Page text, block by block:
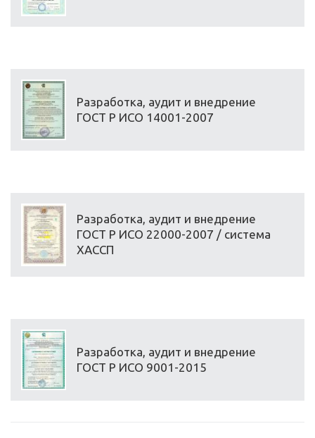
Разработка, аудит и внедрение
ГОСТ Р ИСО 14001-2007
Разработка, аудит и внедрение
ГОСТ Р ИСО 22000-2007 / система
ХАССП
Разработка, аудит и внедрение
ГОСТ Р ИСО 9001-2015